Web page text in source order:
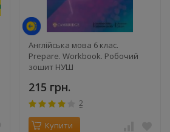
Англійська мова 6 клас.
Prepare. Workbook. Робочий
зошит НУШ
215 грн.
2
Купити